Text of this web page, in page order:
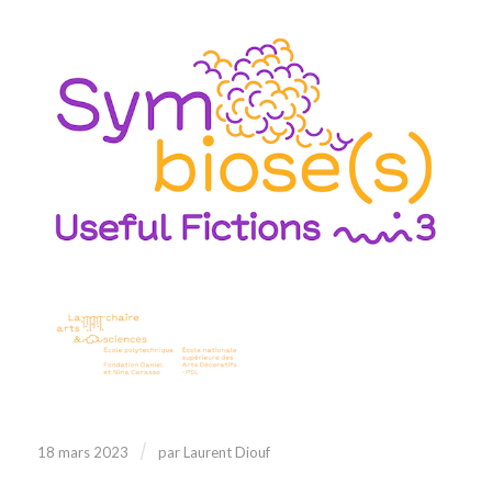
18 mars 2023 / par Laurent Diouf